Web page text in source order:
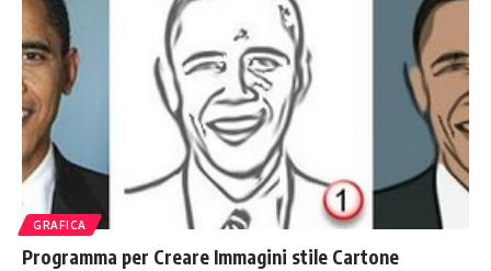
GRAFICA
Programma per Creare Immagini stile Cartone